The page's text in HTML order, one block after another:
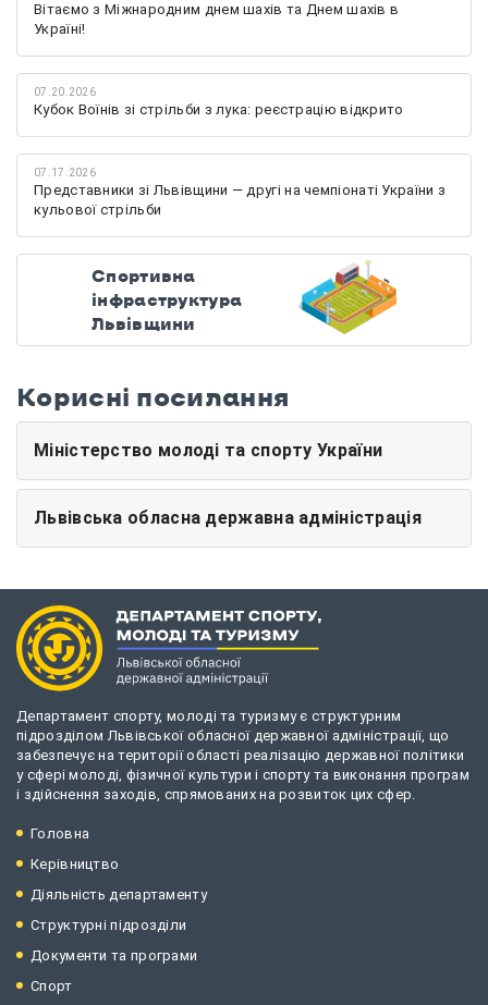
Вітаємо з Міжнародним днем шахів та Днем шахів в
Україні!
07.20.2026
Кубок Воїнів зі стрільби з лука: реєстрацію відкрито
07.17.2026
Представники зі Львівщини — другі на чемпіонаті України з
кульової стрільби
Спортивна
інфраструктура
Львівщини
Корисні посилання
Міністерство молоді та спорту України
Львівська обласна державна адміністрація
Департамент спорту, молоді та туризму є структурним
підрозділом Львівської обласної державної адміністрації, що
забезпечує на території області реалізацію державної політики
у сфері молоді, фізичної культури і спорту та виконання програм
і здійснення заходів, спрямованих на розвиток цих сфер.
Головна
Керівництво
Діяльність департаменту
Структурні підрозділи
Документи та програми
Спорт